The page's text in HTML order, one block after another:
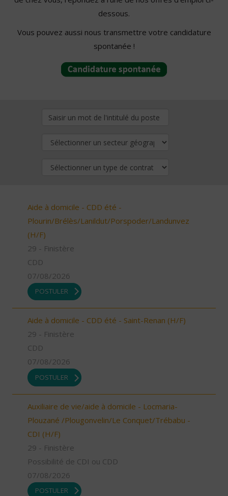
dessous.
Vous pouvez aussi nous transmettre votre candidature
spontanée !
Aide à domicile - CDD été -
Plourin/Brélès/Lanildut/Porspoder/Landunvez
(H/F)
29 - Finistère
CDD
07/08/2026
POSTULER
Aide à domicile - CDD été - Saint-Renan (H/F)
29 - Finistère
CDD
07/08/2026
POSTULER
Auxiliaire de vie/aide à domicile - Locmaria-
Plouzané /Plougonvelin/Le Conquet/Trébabu -
CDI (H/F)
29 - Finistère
Possibilité de CDI ou CDD
07/08/2026
POSTULER